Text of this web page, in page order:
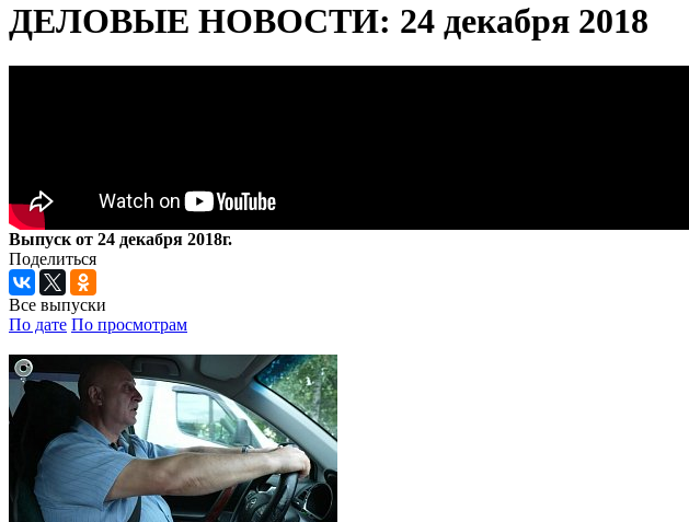
ДЕЛОВЫЕ НОВОСТИ: 24 декабря 2018
Выпуск от 24 декабря 2018г.
Поделиться
Все выпуски
По дате По просмотрам